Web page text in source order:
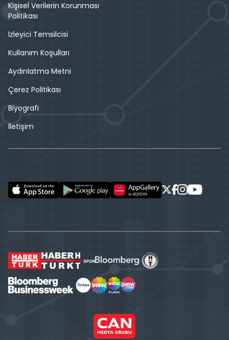
Kişisel Verilerin Korunması
Politikası
İzleyici Temsilcisi
Kullanım Koşulları
Aydınlatma Metni
Çerez Politikası
Biyografi
İletişim